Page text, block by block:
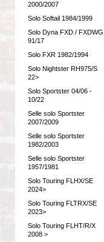
2000/2007
Solo Softail 1984/1999
Solo Dyna FXD / FXDWG
91/17
Solo FXR 1982/1994
Solo Nightster RH975/S
22>
Solo Sportster 04/06 -
10/22
Selle solo Sportster
2007/2009
Selle solo Sportster
1982/2003
Selle solo Sportster
1957/1981
Solo Touring FLHX/SE
2024>
Solo Touring FLTRX/SE
2023>
Solo Touring FLHT/R/X
2008 >